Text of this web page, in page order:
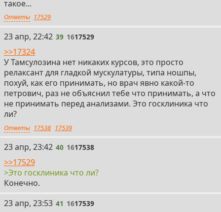
такое...
Ответы 17529
39
23 апр, 22:42 39 1617529
>>17324
У Тамсулозина нет никаких курсов, это просто
релаксант для гладкой мускулатуры, типа ношпы,
похуй, как его принимать, но врач явно какой-то
петрович, раз не объяснил тебе что принимать, а что
не принимать перед анализами. Это госклиника что
ли?
Ответы 17538 17539
40
23 апр, 23:42 40 1617538
>>17529
>Это госклиника что ли?
Конечно.
41
23 апр, 23:53 41 1617539